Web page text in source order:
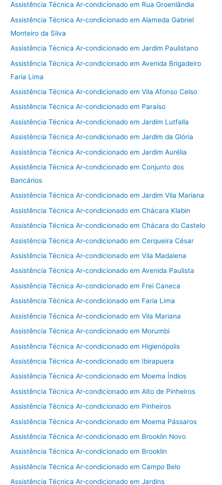
Assistência Técnica Ar-condicionado em Rua Groenlândia
Assistência Técnica Ar-condicionado em Alameda Gabriel
Monteiro da Silva
Assistência Técnica Ar-condicionado em Jardim Paulistano
Assistência Técnica Ar-condicionado em Avenida Brigadeiro
Faria Lima
Assistência Técnica Ar-condicionado em Vila Afonso Celso
Assistência Técnica Ar-condicionado em Paraíso
Assistência Técnica Ar-condicionado em Jardim Lutfalla
Assistência Técnica Ar-condicionado em Jardim da Glória
Assistência Técnica Ar-condicionado em Jardim Aurélia
Assistência Técnica Ar-condicionado em Conjunto dos
Bancários
Assistência Técnica Ar-condicionado em Jardim Vila Mariana
Assistência Técnica Ar-condicionado em Chácara Klabin
Assistência Técnica Ar-condicionado em Chácara do Castelo
Assistência Técnica Ar-condicionado em Cerqueira César
Assistência Técnica Ar-condicionado em Vila Madalena
Assistência Técnica Ar-condicionado em Avenida Paulista
Assistência Técnica Ar-condicionado em Frei Caneca
Assistência Técnica Ar-condicionado em Faria Lima
Assistência Técnica Ar-condicionado em Vila Mariana
Assistência Técnica Ar-condicionado em Morumbi
Assistência Técnica Ar-condicionado em Higienópolis
Assistência Técnica Ar-condicionado em Ibirapuera
Assistência Técnica Ar-condicionado em Moema Índios
Assistência Técnica Ar-condicionado em Alto de Pinheiros
Assistência Técnica Ar-condicionado em Pinheiros
Assistência Técnica Ar-condicionado em Moema Pássaros
Assistência Técnica Ar-condicionado em Brooklin Novo
Assistência Técnica Ar-condicionado em Brooklin
Assistência Técnica Ar-condicionado em Campo Belo
Assistência Técnica Ar-condicionado em Jardins